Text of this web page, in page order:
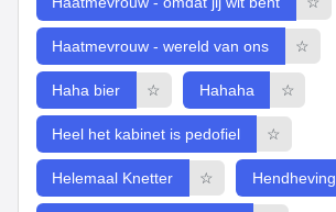
Haatmevrouw - wereld van ons ☆
Haha bier ☆ Hahaha ☆
Heel het kabinet is pedofiel ☆
Helemaal Knetter ☆ Hendheving